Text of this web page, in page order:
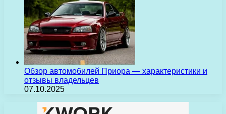
Обзор автомобилей Приора — характеристики и
отзывы владельцев
07.10.2025